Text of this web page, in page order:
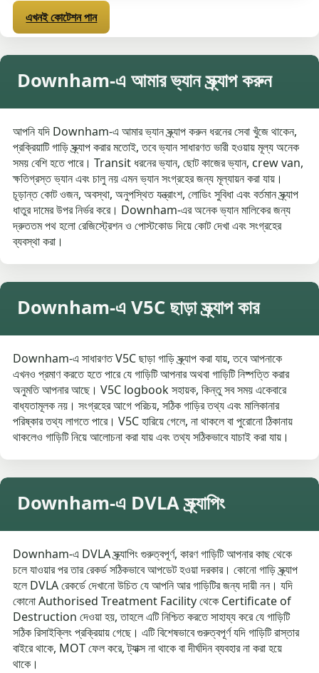
এখনই কোটেশন পান
Downham-এ আমার ভ্যান স্ক্র্যাপ করুন
আপনি যদি Downham-এ আমার ভ্যান স্ক্র্যাপ করুন ধরনের সেবা খুঁজে থাকেন,
প্রক্রিয়াটি গাড়ি স্ক্র্যাপ করার মতোই, তবে ভ্যান সাধারণত ভারী হওয়ায় মূল্য অনেক
সময় বেশি হতে পারে। Transit ধরনের ভ্যান, ছোট কাজের ভ্যান, crew van,
ক্ষতিগ্রস্ত ভ্যান এবং চালু নয় এমন ভ্যান সংগ্রহের জন্য মূল্যায়ন করা যায়।
চূড়ান্ত কোট ওজন, অবস্থা, অনুপস্থিত যন্ত্রাংশ, লোডিং সুবিধা এবং বর্তমান স্ক্র্যাপ
ধাতুর দামের উপর নির্ভর করে। Downham-এর অনেক ভ্যান মালিকের জন্য
দ্রুততম পথ হলো রেজিস্ট্রেশন ও পোস্টকোড দিয়ে কোট দেখা এবং সংগ্রহের
ব্যবস্থা করা।
Downham-এ V5C ছাড়া স্ক্র্যাপ কার
Downham-এ সাধারণত V5C ছাড়া গাড়ি স্ক্র্যাপ করা যায়, তবে আপনাকে
এখনও প্রমাণ করতে হতে পারে যে গাড়িটি আপনার অথবা গাড়িটি নিষ্পত্তি করার
অনুমতি আপনার আছে। V5C logbook সহায়ক, কিন্তু সব সময় একেবারে
বাধ্যতামূলক নয়। সংগ্রহের আগে পরিচয়, সঠিক গাড়ির তথ্য এবং মালিকানার
পরিষ্কার তথ্য লাগতে পারে। V5C হারিয়ে গেলে, না থাকলে বা পুরোনো ঠিকানায়
থাকলেও গাড়িটি নিয়ে আলোচনা করা যায় এবং তথ্য সঠিকভাবে যাচাই করা যায়।
Downham-এ DVLA স্ক্র্যাপিং
Downham-এ DVLA স্ক্র্যাপিং গুরুত্বপূর্ণ, কারণ গাড়িটি আপনার কাছ থেকে
চলে যাওয়ার পর তার রেকর্ড সঠিকভাবে আপডেট হওয়া দরকার। কোনো গাড়ি স্ক্র্যাপ
হলে DVLA রেকর্ডে দেখানো উচিত যে আপনি আর গাড়িটির জন্য দায়ী নন। যদি
কোনো Authorised Treatment Facility থেকে Certificate of
Destruction দেওয়া হয়, তাহলে এটি নিশ্চিত করতে সাহায্য করে যে গাড়িটি
সঠিক রিসাইক্লিং প্রক্রিয়ায় গেছে। এটি বিশেষভাবে গুরুত্বপূর্ণ যদি গাড়িটি রাস্তার
বাইরে থাকে, MOT ফেল করে, ট্যাক্স না থাকে বা দীর্ঘদিন ব্যবহার না করা হয়ে
থাকে।